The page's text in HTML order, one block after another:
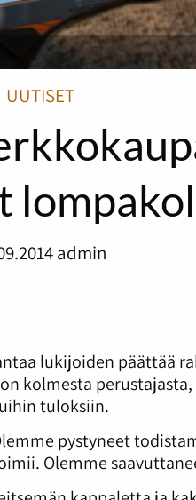
UUTISET
admin
lukijoiden päättää
kolmesta perustajasta,
tuloksiin.
pystyneet
Olemme